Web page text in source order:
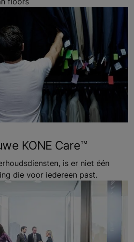
KONE Care™
is er niet één
die voor iedereen past.